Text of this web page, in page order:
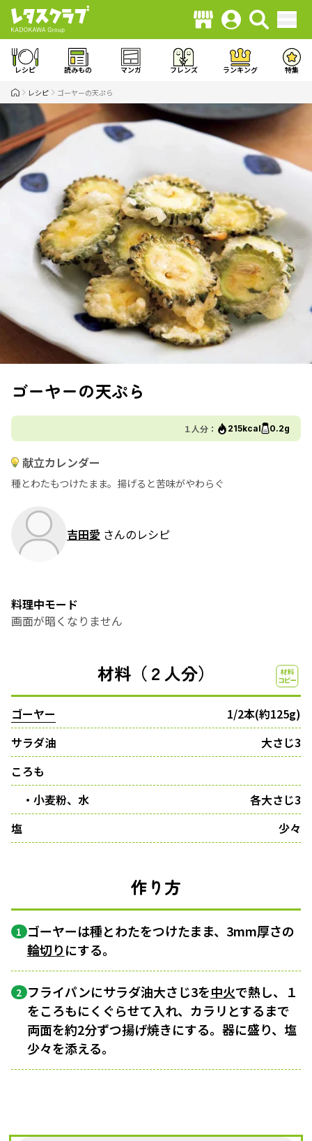
レシピ 読みもの マンガ フレンズ ランキング 特集
レシピ ゴーヤーの天ぷら
ゴーヤーの天ぷら
１人分： 215kcal 0.2g
献立カレンダー
種とわたもつけたまま。揚げると苦味がやわらぐ
吉田愛 さんのレシピ
料理中モード
画面が暗くなりません
材料（２人分）
ゴーヤー
1/2本(約125g)
サラダ油
大さじ3
ころも
・小麦粉、水
各大さじ3
塩
少々
作り方
1 ゴーヤーは種とわたをつけたまま、3mm厚さの
輪切りにする。
2 フライパンにサラダ油大さじ3を中火で熱し、１
をころもにくぐらせて入れ、カラリとするまで
両面を約2分ずつ揚げ焼きにする。器に盛り、塩
少々を添える。